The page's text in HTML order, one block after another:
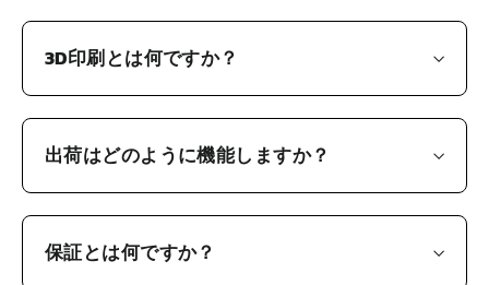
3D印刷とは何ですか？
出荷はどのように機能しますか？
保証とは何ですか？